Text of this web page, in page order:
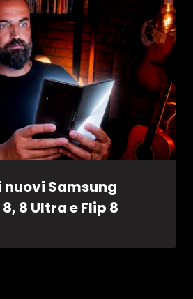
nuovi Samsung
8 Ultra e Flip 8